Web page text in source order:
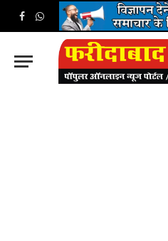
Facebook
WhatsApp